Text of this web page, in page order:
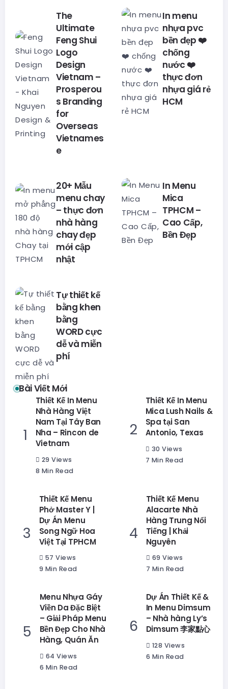
The
Ultimate
Feng Shui
Logo
Design
Vietnam –
Prosperou
s Branding
for
Overseas
Vietnames
e
In menu
nhựa pvc
bền đẹp ❤️
chống
nước ❤️
thực đơn
nhựa giá rẻ
HCM
20+ Mẫu
menu chay
– thực đơn
nhà hàng
chay đẹp
mới cập
nhật
In Menu
Mica
TPHCM –
Cao Cấp,
Bền Đẹp
Tự thiết kế
bằng khen
bằng
WORD cực
dễ và miễn
phí
Bài Viết Mới
Thiết Kế In Menu
Nhà Hàng Việt
Nam Tại Tây Ban
Nha – Rincon de
Vietnam
29 Views
8 Min Read
Thiết Kế In Menu
Mica Lush Nails &
Spa tại San
Antonio, Texas
30 Views
7 Min Read
Thiết Kế Menu
Phở Master Y |
Dự Án Menu
Song Ngữ Hoa
Việt Tại TPHCM
57 Views
9 Min Read
Thiết Kế Menu
Alacarte Nhà
Hàng Trung Nổi
Tiếng | Khải
Nguyên
69 Views
7 Min Read
Menu Nhựa Gáy
Viền Da Đặc Biệt
– Giải Pháp Menu
Bền Đẹp Cho Nhà
Hàng, Quán Ăn
64 Views
6 Min Read
Dự Án Thiết Kế &
In Menu Dimsum
– Nhà hàng Ly’s
Dimsum 李家點心
128 Views
6 Min Read